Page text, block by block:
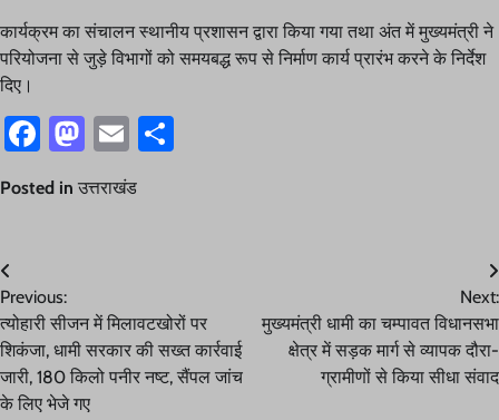
कार्यक्रम का संचालन स्थानीय प्रशासन द्वारा किया गया तथा अंत में मुख्यमंत्री ने
परियोजना से जुड़े विभागों को समयबद्ध रूप से निर्माण कार्य प्रारंभ करने के निर्देश
दिए।
Facebook
Mastodon
Email
Posted in उत्तराखंड
Post
navigation
Previous:
त्योहारी सीजन में मिलावटखोरों पर
शिकंजा, धामी सरकार की सख्त कार्रवाई
जारी, 180 किलो पनीर नष्ट, सैंपल जांच
के लिए भेजे गए
Next:
मुख्यमंत्री धामी का चम्पावत विधानसभा
क्षेत्र में सड़क मार्ग से व्यापक दौरा-
ग्रामीणों से किया सीधा संवाद